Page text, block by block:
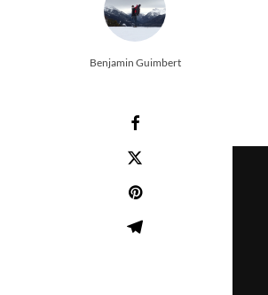
Benjamin Guimbert